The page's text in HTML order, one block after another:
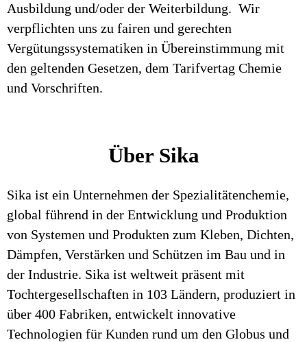
Ausbildung und/oder der Weiterbildung. Wir
verpflichten uns zu fairen und gerechten
Vergütungssystematiken in Übereinstimmung mit
den geltenden Gesetzen, dem Tarifvertag Chemie
und Vorschriften.
Über Sika
Sika ist ein Unternehmen der Spezialitätenchemie,
global führend in der Entwicklung und Produktion
von Systemen und Produkten zum Kleben, Dichten,
Dämpfen, Verstärken und Schützen im Bau und in
der Industrie. Sika ist weltweit präsent mit
Tochtergesellschaften in 103 Ländern, produziert in
über 400 Fabriken, entwickelt innovative
Technologien für Kunden rund um den Globus und